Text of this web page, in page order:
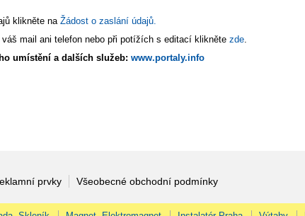
klikněte na Žádost o zaslání údajů.
mail ani telefon nebo při potížích s editací klikněte zde
umístění a dalších služeb: www.portaly.info
prvky Všeobecné obchodní podmínky